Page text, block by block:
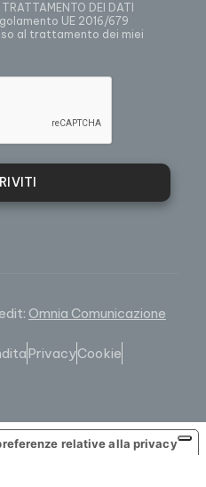
TRATTAMENTO DEI DATI
UE 2016/679
al trattamento dei miei
Omnia Comunicazione
PrivacyCookie
relative alla privacy